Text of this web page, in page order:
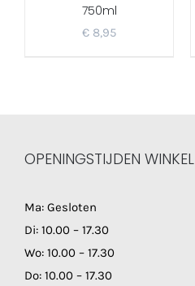
750ml
€ 8,95
OPENINGSTIJDEN WINKEL
Ma: Gesloten
Di: 10.00 – 17.30
Wo: 10.00 – 17.30
Do: 10.00 – 17.30